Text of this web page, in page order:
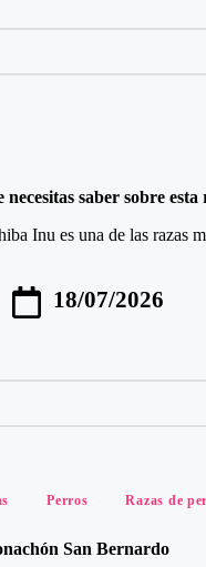
saber sobre
Inu es una de las razas
18/07/2026
Perros Razas de
San Bernardo